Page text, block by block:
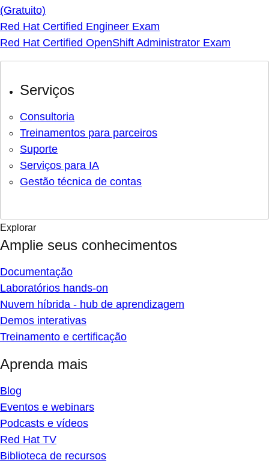
(Gratuito)
Red Hat Certified Engineer Exam
Red Hat Certified OpenShift Administrator Exam
Serviços
Consultoria
Treinamentos para parceiros
Suporte
Serviços para IA
Gestão técnica de contas
Explorar
Amplie seus conhecimentos
Documentação
Laboratórios hands-on
Nuvem híbrida - hub de aprendizagem
Demos interativas
Treinamento e certificação
Aprenda mais
Blog
Eventos e webinars
Podcasts e vídeos
Red Hat TV
Biblioteca de recursos